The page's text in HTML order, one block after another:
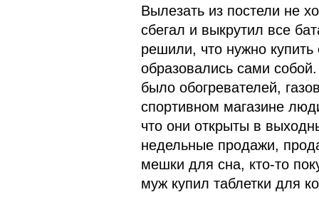
Вылезать из постели не
сбегал и выкрутил все
решили, что нужно купить
образовались сами
было обогревателей,
спортивном магазине
что они открыты в
недельные продажи,
мешки для сна, кто-то
муж купил таблетки для